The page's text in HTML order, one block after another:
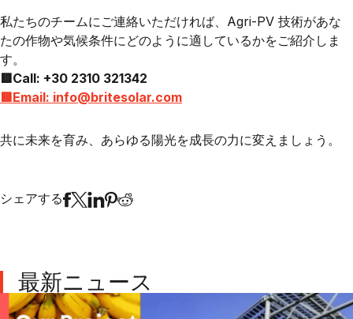
私たちのチームにご連絡いただければ、 Agri-PV 技術があな
たの作物や気候条件にどのように適しているかをご紹介しま
す。
🟥Call: +30 2310 321342
🟥Email: info@britesolar.com
共に未来を育み、あらゆる陽光を成長の力に変えましょう。
シェアする
最新ニュース